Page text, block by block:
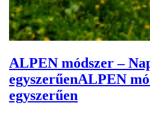
ALPEN módszer –
egyszerűenALPEN
egyszerűen